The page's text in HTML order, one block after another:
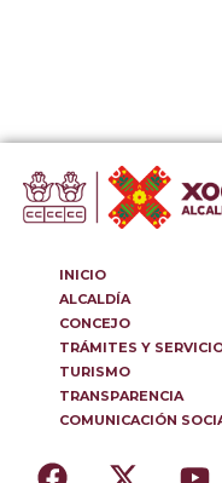
INICIO
ALCALDÍA
CONCEJO
TRÁMITES Y
TURISMO
TRANSPARENCIA
COMUNICACIÓN